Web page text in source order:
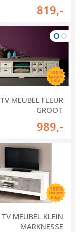
819,-
TV MEUBEL FLEUR
GROOT
989,-
TV MEUBEL KLEIN
MARKNESSE